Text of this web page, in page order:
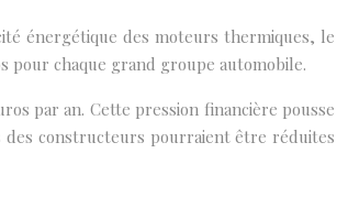
énergétique des moteurs thermiques, le
pour chaque grand groupe automobile.
par an. Cette pression financière pousse
des constructeurs pourraient être réduites